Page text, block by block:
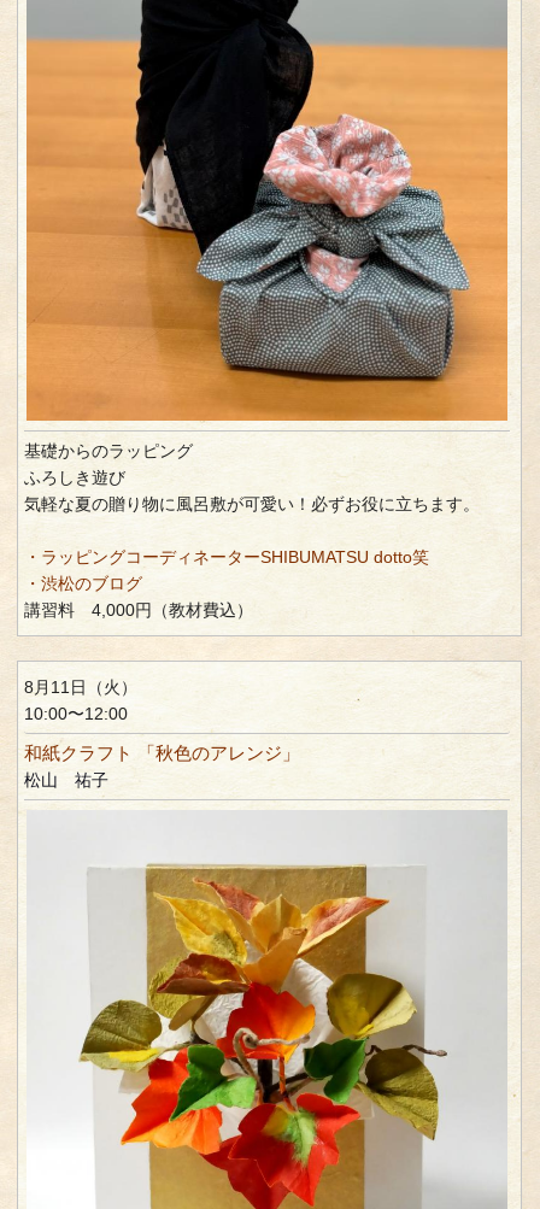
基礎からのラッピング
ふろしき遊び
気軽な夏の贈り物に風呂敷が可愛い！必ずお役に立ちます。
・ラッピングコーディネーターSHIBUMATSU dotto笑
・渋松のブログ
講習料 4,000円（教材費込）
8月11日（火）
10:00〜12:00
和紙クラフト 「秋色のアレンジ」
松山 祐子